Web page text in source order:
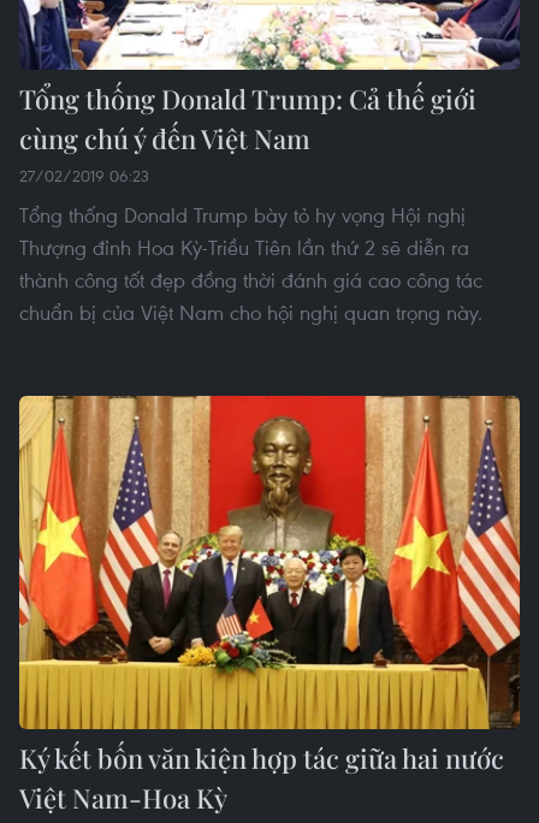
Tổng thống Donald Trump: Cả thế giới
cùng chú ý đến Việt Nam
27/02/2019 06:23
Tổng thống Donald Trump bày tỏ hy vọng Hội nghị
Thượng đỉnh Hoa Kỳ-Triều Tiên lần thứ 2 sẽ diễn ra
thành công tốt đẹp đồng thời đánh giá cao công tác
chuẩn bị của Việt Nam cho hội nghị quan trọng này.
Ký kết bốn văn kiện hợp tác giữa hai nước
Việt Nam-Hoa Kỳ